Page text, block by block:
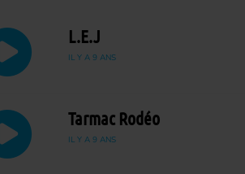
L.E.J
IL Y A 9 ANS
Tarmac Rodéo
IL Y A 9 ANS